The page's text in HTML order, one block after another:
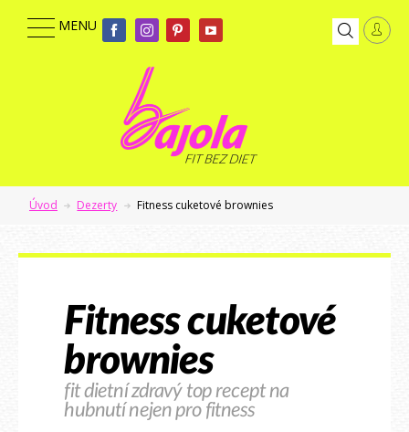
Úvod Dezerty Fitness cuketové brownies
Fitness cuketové
brownies
fit dietní zdravý top recept na
hubnutí nejen pro fitness